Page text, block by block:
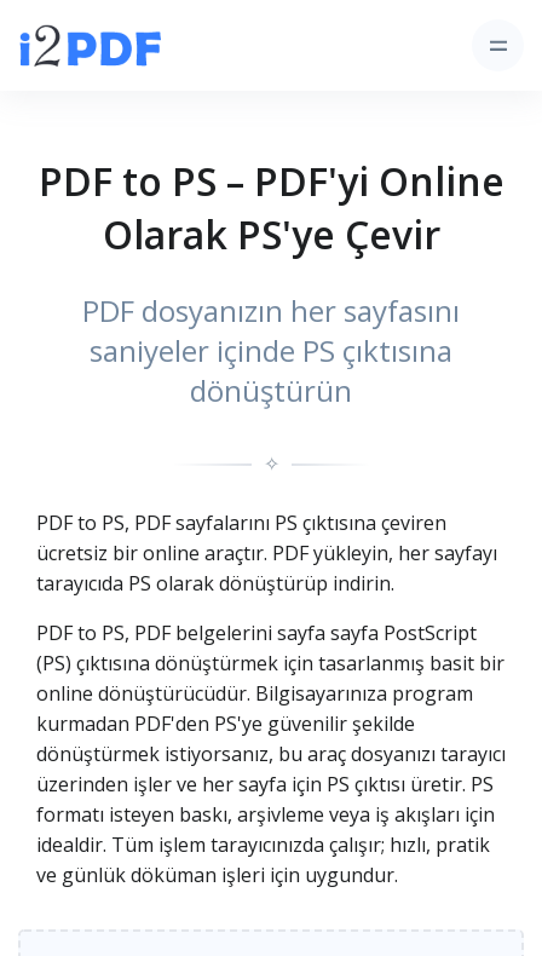
PDF to PS – PDF'yi Online
Olarak PS'ye Çevir
PDF dosyanızın her sayfasını
saniyeler içinde PS çıktısına
dönüştürün
✧
PDF to PS, PDF sayfalarını PS çıktısına çeviren
ücretsiz bir online araçtır. PDF yükleyin, her sayfayı
tarayıcıda PS olarak dönüştürüp indirin.
PDF to PS, PDF belgelerini sayfa sayfa PostScript
(PS) çıktısına dönüştürmek için tasarlanmış basit bir
online dönüştürücüdür. Bilgisayarınıza program
kurmadan PDF'den PS'ye güvenilir şekilde
dönüştürmek istiyorsanız, bu araç dosyanızı tarayıcı
üzerinden işler ve her sayfa için PS çıktısı üretir. PS
formatı isteyen baskı, arşivleme veya iş akışları için
idealdir. Tüm işlem tarayıcınızda çalışır; hızlı, pratik
ve günlük döküman işleri için uygundur.